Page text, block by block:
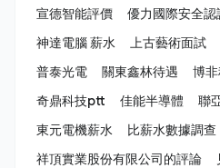
宣德智能評價
優力國際安全認
神達電腦 薪水
上古藝術面試
普泰光電
關東鑫林待遇 博
奇鼎科技ptt
佳能半導體 聯
東元電機薪水
比薪水數據調查
祥頂實業股份有限公司的評論